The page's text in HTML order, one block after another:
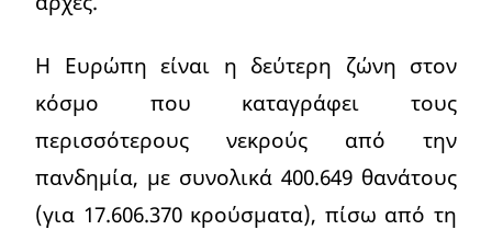
Η Ευρώπη είναι η δεύτερη ζώνη στον
κόσμο που καταγράφει τους
περισσότερους νεκρούς από την
πανδημία, με συνολικά 400.649 θανάτους
(για 17.606.370 κρούσματα), πίσω από τη